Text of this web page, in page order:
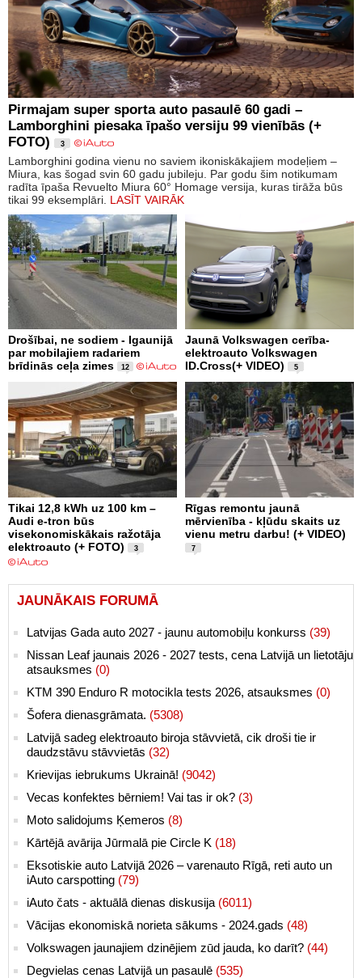
Pirmajam super sporta auto pasaulē 60 gadi –
Lamborghini piesaka īpašo versiju 99 vienībās (+
FOTO)
3
Lamborghini godina vienu no saviem ikoniskākajiem modeļiem –
Miura, kas šogad svin 60 gadu jubileju. Par godu šim notikumam
radīta īpaša Revuelto Miura 60° Homage versija, kuras tirāža būs
tikai 99 eksemplāri. LASĪT VAIRĀK
Drošībai, ne sodiem - Igaunijā
par mobilajiem radariem
brīdinās ceļa zimes
12
Jaunā Volkswagen cerība-
elektroauto Volkswagen
ID.Cross(+ VIDEO)
5
Tikai 12,8 kWh uz 100 km –
Audi e-tron būs
visekonomiskākais ražotāja
elektroauto (+ FOTO)
3
Rīgas remontu jaunā
mērvienība - kļūdu skaits uz
vienu metru darbu! (+ VIDEO)
7
JAUNĀKAIS FORUMĀ
Latvijas Gada auto 2027 - jaunu automobiļu konkurss (39)
Nissan Leaf jaunais 2026 - 2027 tests, cena Latvijā un lietotāju
atsauksmes (0)
KTM 390 Enduro R motocikla tests 2026, atsauksmes (0)
Šofera dienasgrāmata. (5308)
Latvijā sadeg elektroauto biroja stāvvietā, cik droši tie ir
daudzstāvu stāvvietās (32)
Krievijas iebrukums Ukrainā! (9042)
Vecas konfektes bērniem! Vai tas ir ok? (3)
Moto salidojums Ķemeros (8)
Kārtējā avārija Jūrmalā pie Circle K (18)
Eksotiskie auto Latvijā 2026 – varenauto Rīgā, reti auto un
iAuto carspotting (79)
iAuto čats - aktuālā dienas diskusija (6011)
Vācijas ekonomiskā norieta sākums - 2024.gads (48)
Volkswagen jaunajiem dzinējiem zūd jauda, ko darīt? (44)
Degvielas cenas Latvijā un pasaulē (535)